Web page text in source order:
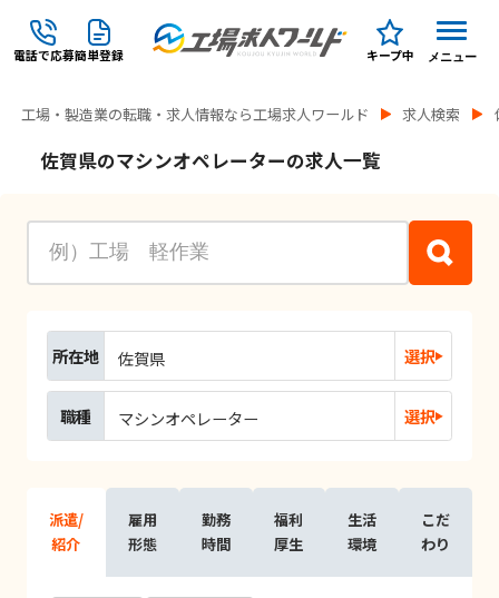
電話で応募簡単登録 キープ中 メニュー
工場・製造業の転職・求人情報なら工場求人ワールド 求人検索
佐賀県のマシンオペレーターの求人一覧
所在地 佐賀県 選択
職種 マシンオペレーター 選択
派遣/
紹介
雇用
形態
勤務
時間
福利
厚生
生活
環境
こだ
わり